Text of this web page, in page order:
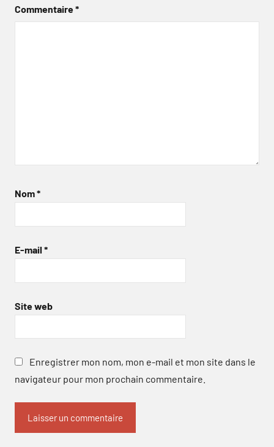
Commentaire*
Nom*
E-mail *
Site web
Enregistrer mon nom, mon e-mail et mon site dans le
navigateur pour mon prochain commentaire.